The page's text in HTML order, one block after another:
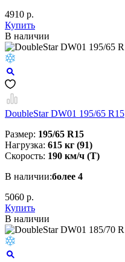
4910 р.
Купить
В наличии
DoubleStar DW01 195/65 R15
Размер: 195/65 R15
Нагрузка: 615 кг (91)
Скорость: 190 км/ч (T)
В наличии:более 4
5060 р.
Купить
В наличии